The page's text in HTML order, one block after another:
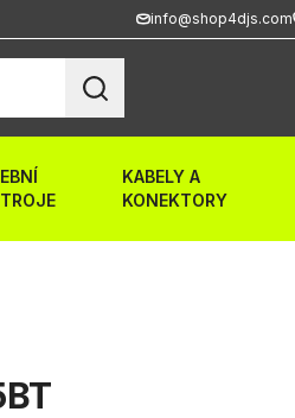
info@shop4djs.com
KABELY A
KONEKTORY